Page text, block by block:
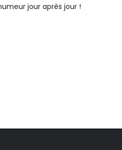
jour après jour !